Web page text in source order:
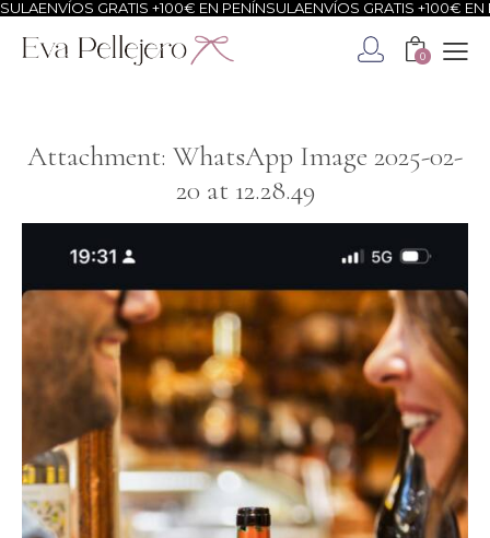
ENVÍOS GRATIS +100€ EN PENÍNSULA ENVÍOS GRATIS +100€ EN
0
Attachment: WhatsApp Image 2025-02-
20 at 12.28.49